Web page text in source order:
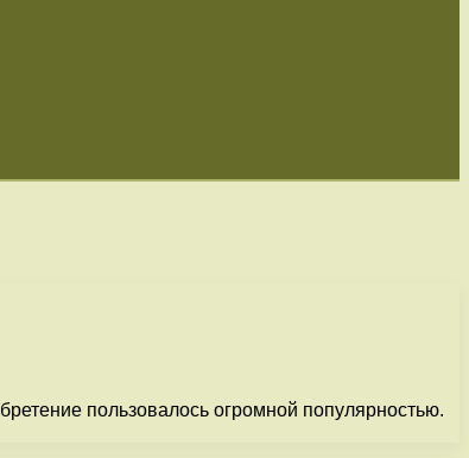
пользовалось огромной популярностью.